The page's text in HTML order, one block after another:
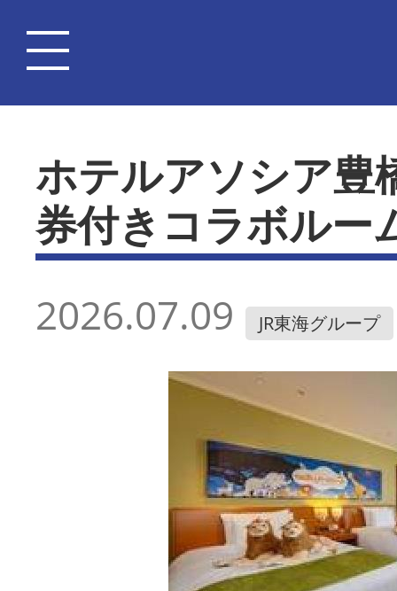
ホテルアソシア
券付きコラボルー
2026.07.09 JR東海グループ